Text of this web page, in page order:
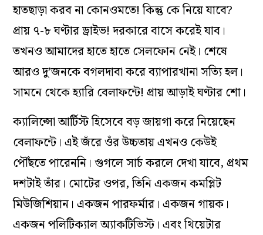
হাতছাড়া করব না কোনওমতে! কিন্তু কে নিয়ে যাবে?
প্রায় ৭-৮ ঘণ্টার ড্রাইভ! দরকারে বাসে করেই যাব।
তখনও আমাদের হাতে হাতে সেলফোন নেই। শেষে
আরও দু’জনকে বগলদাবা করে ব‌্যাপারখানা সত্যি হল।
সামনে থেকে হ‌্যারি বেলাফন্টে! প্রায় আড়াই ঘণ্টার শো।
ক‌্যালিপ্সো আর্টিস্ট হিসেবে বড় জায়গা করে নিয়েছেন
বেলাফন্টে। এই জঁরে ওঁর উচ্চতায় এখনও কেউই
পৌঁছতে পারেননি। গুগলে সার্চ করলে দেখা যাবে, প্রথম
দশটাই তাঁর। মোটের ওপর, তিনি একজন কমপ্লিট
মিউজিশিয়ান। একজন পারফর্মার। একজন গায়ক।
একজন পলিটিক্যাল অ‌্যাকটিভিস্ট। এবং থিয়েটার